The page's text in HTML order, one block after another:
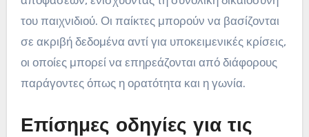
του παιχνιδιού. Οι παίκτες μπορούν να βασίζονται
σε ακριβή δεδομένα αντί για υποκειμενικές κρίσεις,
οι οποίες μπορεί να επηρεάζονται από διάφορους
παράγοντες όπως η ορατότητα και η γωνία.
Επίσημες οδηγίες για τις